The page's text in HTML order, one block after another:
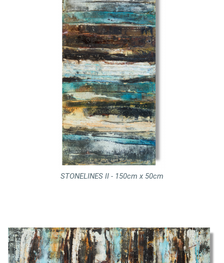
STONELINES II - 150cm x 50cm